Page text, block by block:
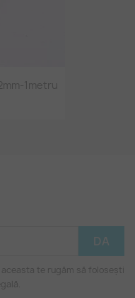
1metru
te rugăm să folosești